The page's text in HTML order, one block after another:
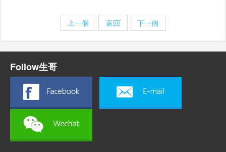
上一個 返回 下一個
Follow生哥